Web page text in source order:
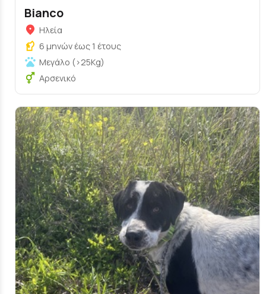
Bianco
Ηλεία
6 μηνών έως 1 έτους
Μεγάλο (>25Kg)
Αρσενικό